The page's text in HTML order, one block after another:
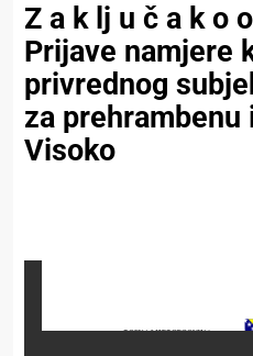
Z a k lj u č a k o
Prijave namjere
privrednog
za
Visoko